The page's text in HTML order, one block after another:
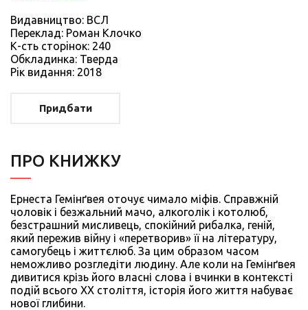
Видавництво: ВСЛ
Переклад: Роман Клочко
К-сть сторiнок: 240
Обкладинка: Тверда
Рiк видання: 2018
Придбати
ПРО КНИЖКУ
Ернеста Гемінґвея оточує чимало міфів. Справжній
чоловік і безжальний мачо, алкоголік і котолюб,
безстрашний мисливець, спокійний рибалка, геній,
який пережив війну і «перетворив» її на літературу,
самогубець і життєлюб. За цим образом часом
неможливо розгледіти людину. Але коли на Гемінґвея
дивитися крізь його власні слова і вчинки в контексті
подій всього ХХ століття, історія його життя набуває
нової глибини.